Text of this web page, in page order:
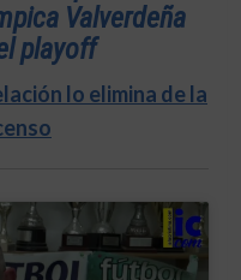
Valverdeña
playoff
lo elimina de la